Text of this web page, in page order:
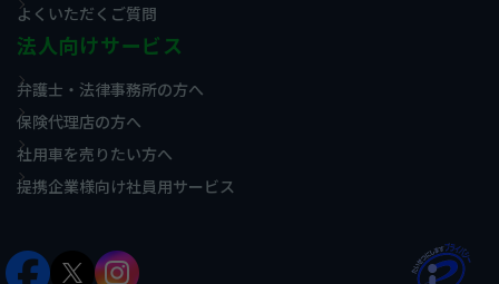
よくいただくご質問
法人向けサービス
弁護士・法律事務所の方へ
保険代理店の方へ
社用車を売りたい方へ
提携企業様向け社員用サービス